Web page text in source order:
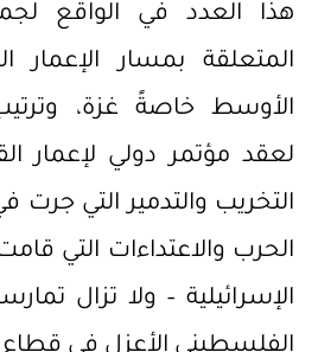
هذا العدد في الواقع
المتعلقة بمسار
الأوسط خاصةً غزة،
لعقد مؤتمر دولي لإعمار
التخريب والتدمير التي جرت
الحرب والاعتداءات التي
الإسرائيلية – ولا تزال